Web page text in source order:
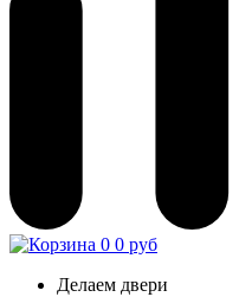
0 0 руб
Делаем двери